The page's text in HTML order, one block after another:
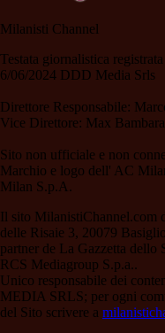
Milanisti Channel
Testata giornalistica
6/06/2024 DDD Media Srls
Direttore Responsabile:
Vice Direttore: Max
Sito non ufficiale e non
Marchio e logo dell' AC
Milan S.p.A.
Il sito
delle Risaie 3, 20079
partner de La Gazzetta
RCS Mediagroup S.p.a..
Unico responsabile dei
MEDIA SRLS; per ogni
del Sito scrivere a